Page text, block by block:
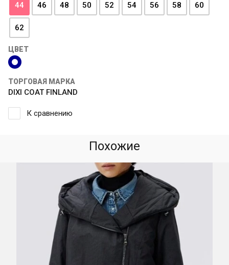
44 46 48 50 52 54 56 58 60
62
ЦВЕТ
ТОРГОВАЯ МАРКА
DIXI COAT FINLAND
К сравнению
Похожие